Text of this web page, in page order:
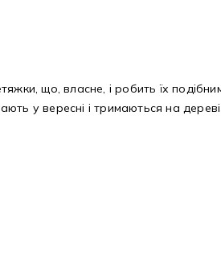
що, власне, і робить їх
у вересні і тримаються на